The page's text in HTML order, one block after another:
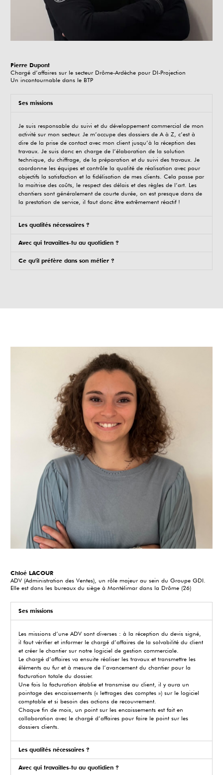
Pierre Dupont
Chargé d’affaires sur le secteur Drôme-Ardèche pour DI-Projection
Un incontournable dans le BTP
Ses missions
Je suis responsable du suivi et du développement commercial de mon
activité sur mon secteur. Je m’occupe des dossiers de A à Z, c’est à
dire de la prise de contact avec mon client jusqu’à la réception des
travaux. Je suis donc en charge de l’élaboration de la solution
technique, du chiffrage, de la préparation et du suivi des travaux. Je
coordonne les équipes et contrôle la qualité de réalisation avec pour
objectifs la satisfaction et la fidélisation de mes clients. Cela passe par
la maitrise des coûts, le respect des délais et des règles de l’art. Les
chantiers sont généralement de courte durée, on est presque dans de
la prestation de service, il faut donc être extrêmement réactif !
Les qualités nécessaires ?
Avec qui travailles-tu au quotidien ?
Ce qu'il préfère dans son métier ?
Chloé LACOUR
ADV (Administration des Ventes), un rôle majeur au sein du Groupe GDI.
Elle est dans les bureaux du siège à Montélimar dans la Drôme (26)
Ses missions
Les missions d’une ADV sont diverses : à la réception du devis signé,
il faut vérifier et informer le chargé d’affaires de la solvabilité du client
et créer le chantier sur notre logiciel de gestion commerciale.
Le chargé d’affaires va ensuite réaliser les travaux et transmettre les
éléments au fur et à mesure de l’avancement du chantier pour la
facturation totale du dossier.
Une fois la facturation établie et transmise au client, il y aura un
pointage des encaissements (« lettrages des comptes ») sur le logiciel
comptable et si besoin des actions de recouvrement.
Chaque fin de mois, un point sur les encaissements est fait en
collaboration avec le chargé d’affaires pour faire le point sur les
dossiers clients.
Les qualités nécessaires ?
Avec qui travailles-tu au quotidien ?